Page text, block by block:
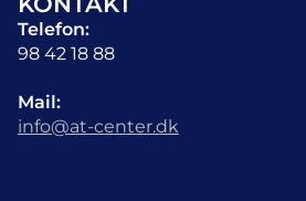
Telefon:
98 42 18 88
Mail:
info@at-center.dk